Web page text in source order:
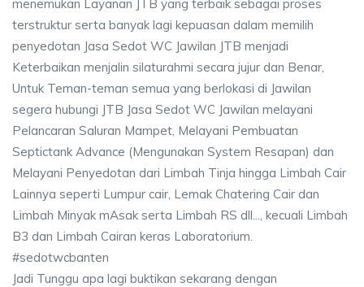
menemukan Layanan JTB yang terbaik sebagai proses
terstruktur serta banyak lagi kepuasan dalam memilih
penyedotan Jasa Sedot WC Jawilan JTB menjadi
Keterbaikan menjalin silaturahmi secara jujur dan Benar,
Untuk Teman-teman semua yang berlokasi di Jawilan
segera hubungi JTB Jasa Sedot WC Jawilan melayani
Pelancaran Saluran Mampet, Melayani Pembuatan
Septictank Advance (Mengunakan System Resapan) dan
Melayani Penyedotan dari Limbah Tinja hingga Limbah Cair
Lainnya seperti Lumpur cair, Lemak Chatering Cair dan
Limbah Minyak mAsak serta Limbah RS dll..., kecuali Limbah
B3 dan Limbah Cairan keras Laboratorium.
#sedotwcbanten
Jadi Tunggu apa lagi buktikan sekarang dengan